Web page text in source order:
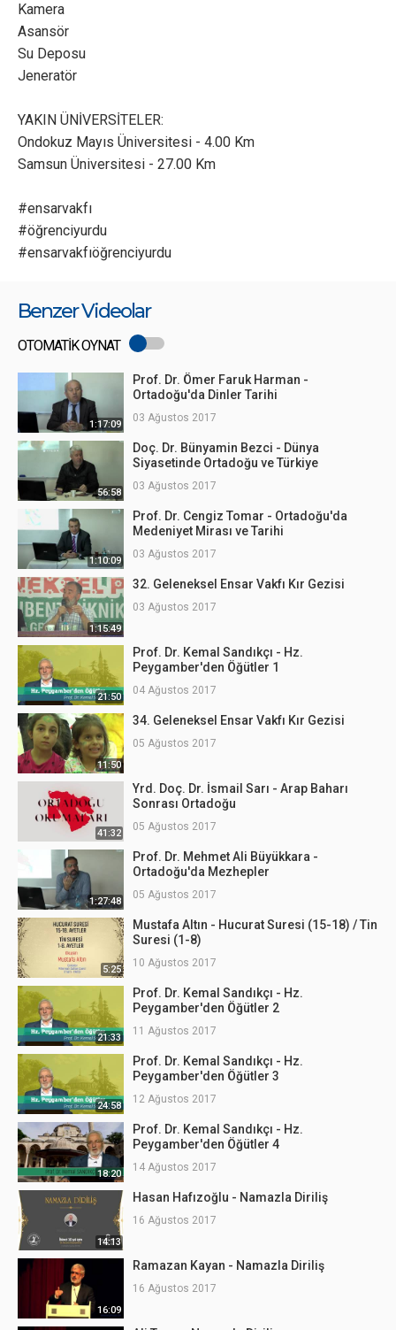
Kamera
Asansör
Su Deposu
Jeneratör
YAKIN ÜNİVERSİTELER:
Ondokuz Mayıs Üniversitesi - 4.00 Km
Samsun Üniversitesi - 27.00 Km
#ensarvakfı
#öğrenciyurdu
#ensarvakfıöğrenciyurdu
Benzer Videolar
OTOMATİK OYNAT
1:17:09
Prof. Dr. Ömer Faruk Harman -
Ortadoğu'da Dinler Tarihi
03 Ağustos 2017
56:58
Doç. Dr. Bünyamin Bezci - Dünya
Siyasetinde Ortadoğu ve Türkiye
03 Ağustos 2017
1:10:09
Prof. Dr. Cengiz Tomar - Ortadoğu'da
Medeniyet Mirası ve Tarihi
03 Ağustos 2017
1:15:49
32. Geleneksel Ensar Vakfı Kır Gezisi
03 Ağustos 2017
21:50
Prof. Dr. Kemal Sandıkçı - Hz.
Peygamber'den Öğütler 1
04 Ağustos 2017
11:50
34. Geleneksel Ensar Vakfı Kır Gezisi
05 Ağustos 2017
41:32
Yrd. Doç. Dr. İsmail Sarı - Arap Baharı
Sonrası Ortadoğu
05 Ağustos 2017
1:27:48
Prof. Dr. Mehmet Ali Büyükkara -
Ortadoğu'da Mezhepler
05 Ağustos 2017
5:25
Mustafa Altın - Hucurat Suresi (15-18) / Tin
Suresi (1-8)
10 Ağustos 2017
21:33
Prof. Dr. Kemal Sandıkçı - Hz.
Peygamber'den Öğütler 2
11 Ağustos 2017
24:58
Prof. Dr. Kemal Sandıkçı - Hz.
Peygamber'den Öğütler 3
12 Ağustos 2017
18:20
Prof. Dr. Kemal Sandıkçı - Hz.
Peygamber'den Öğütler 4
14 Ağustos 2017
14:13
Hasan Hafızoğlu - Namazla Diriliş
16 Ağustos 2017
16:09
Ramazan Kayan - Namazla Diriliş
16 Ağustos 2017